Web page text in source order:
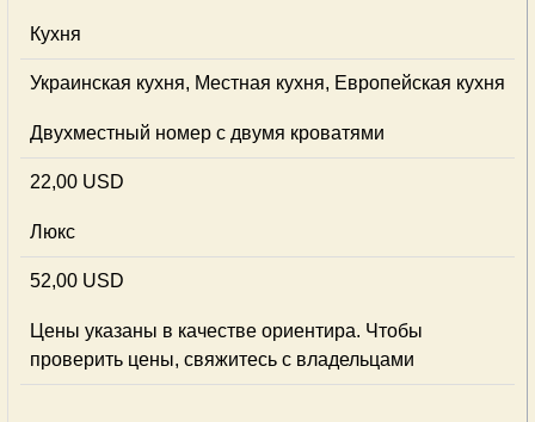
Кухня
Украинская кухня, Местная кухня, Европейская кухня
Двухместный номер с двумя кроватями
22,00 USD
Люкс
52,00 USD
Цены указаны в качестве ориентира. Чтобы
проверить цены, свяжитесь с владельцами